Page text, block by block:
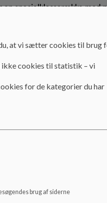
en specialklasserække
for ASF (autisme-
så meget som muligt
elever, som kan have
i enkelte eller flere fag i
tilgang er struktureret
og tilbyder en
med
at vi sætter cookies til brug
ikke cookies til statistik – vi
for de kategorier du har
brug af siderne